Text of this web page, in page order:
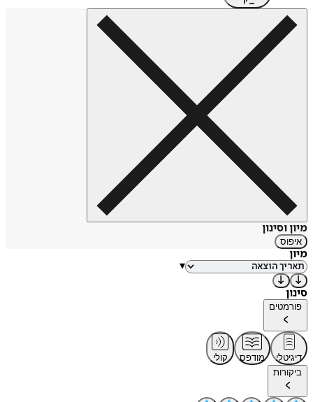
מיון וסינון
איפוס
מיון
▾
סינון
פורמטים
דיגיטלי מודפס
קולי
ביקורות